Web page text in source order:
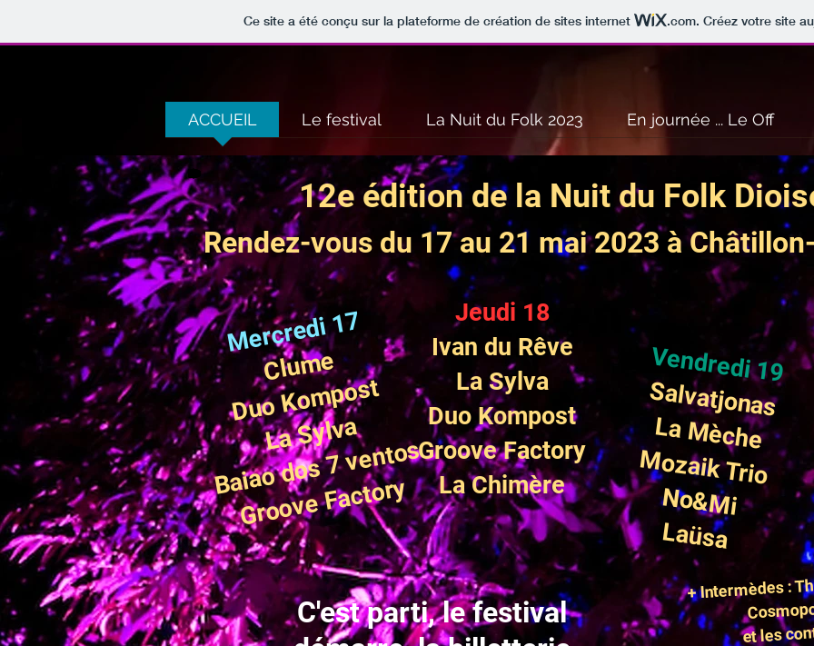
Ce site a été conçu sur la plateforme de création de sites internet .com. Créez votre site
ACCUEIL Le festival La Nuit du Folk 2023 En journée ... Le Off
Jeudi 18
Ivan du Rêve
La Sylva
Duo Kompost
Groove Factory
La Chimère
Vendredi 19
Salvatjonas
La Mèche
Mozaik Trio
No&Mi
Laüsa
12e édition de la Nuit du Folk
Rendez-vous du 17 au 21 mai 2023 à
C'est parti, le festival
Mercredi 17
Clume
Duo Kompost
La Sylva
Baiao dos 7 ventos
Groove Factory
+ Intermèdes :
et les